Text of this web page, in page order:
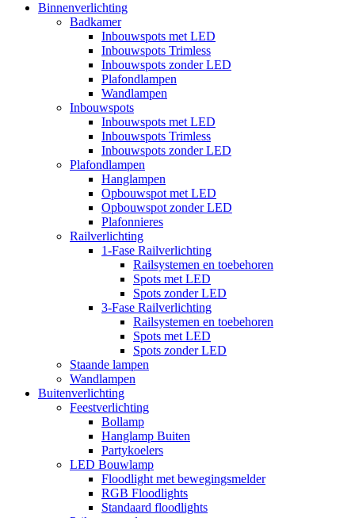
Binnenverlichting
Badkamer
Inbouwspots met LED
Inbouwspots Trimless
Inbouwspots zonder LED
Plafondlampen
Wandlampen
Inbouwspots
Inbouwspots met LED
Inbouwspots Trimless
Inbouwspots zonder LED
Plafondlampen
Hanglampen
Opbouwspot met LED
Opbouwspot zonder LED
Plafonnieres
Railverlichting
1-Fase Railverlichting
Railsystemen en toebehoren
Spots met LED
Spots zonder LED
3-Fase Railverlichting
Railsystemen en toebehoren
Spots met LED
Spots zonder LED
Staande lampen
Wandlampen
Buitenverlichting
Feestverlichting
Bollamp
Hanglamp Buiten
Partykoelers
LED Bouwlamp
Floodlight met bewegingsmelder
RGB Floodlights
Standaard floodlights